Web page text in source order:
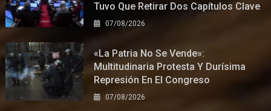
Tuvo Que Retirar Dos Capítulos Clave
07/08/2026
«La Patria No Se Vende»:
Multitudinaria Protesta Y Durísima
Represión En El Congreso
07/08/2026